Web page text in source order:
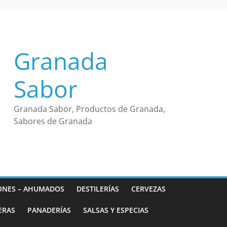
Granada
Sabor
Granada Sabor, Productos de Granada,
Sabores de Granada
– AHUMADOS DESTILERÍAS CERVEZAS
PANADERÍAS SALSAS Y ESPECIAS